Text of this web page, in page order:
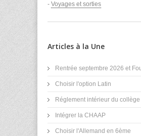
- Voyages et sorties
Articles à la Une
Rentrée septembre 2026 et
Choisir l'option Latin
Réglement intérieur du collège
Intégrer la CHAAP
Choisir l'Allemand en 6ème